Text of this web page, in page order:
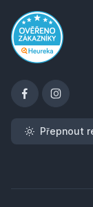
Přepnout